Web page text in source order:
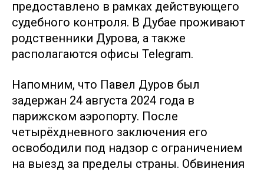
предоставлено в рамках действующего
судебного контроля. В Дубае проживают
родственники Дурова, а также
располагаются офисы Telegram.
Напомним, что Павел Дуров был
задержан 24 августа 2024 года в
парижском аэропорту. После
четырёхдневного заключения его
освободили под надзор с ограничением
на выезд за пределы страны. Обвинения